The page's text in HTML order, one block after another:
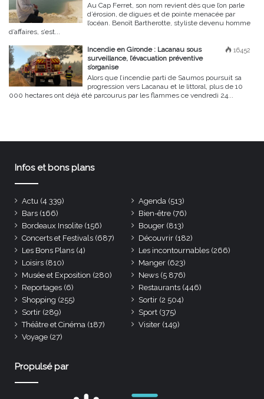
Au Cap Ferret, son nom revient dès que l’on parle
d’érosion, de digues et de pointe menacée par
l’océan. Benoît Bartherotte, styliste devenu homme
d’affaires, s’est...
16452
Incendie en Gironde : Lacanau sous
surveillance, l’évacuation préventive
s’organise
Alors que l’incendie parti de Saumos poursuit sa
progression vers Lacanau et le littoral, plus de 10
000 hectares ont déjà été parcourus par les flammes ce vendredi 24...
Infos et bons plans
Actu (4 339) Agenda (513)
Bars (166) Bien-être (76)
Bordeaux Insolite (156) Bouger (813)
Concerts et Festivals (687) Découvrir (182)
Les Bons Plans (4) Les incontournables (266)
Loisirs (810) Manger (623)
Musée et Exposition (280) News (5 876)
Reportages (6) Restaurants (446)
Shopping (255) Sortir (2 504)
Sortir (289) Sport (375)
Théâtre et Cinéma (187) Visiter (149)
Voyage (27)
Propulsé par